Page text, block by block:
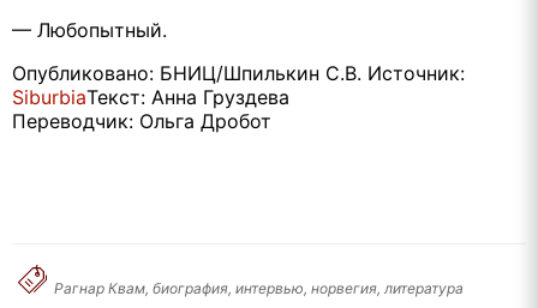
— Любопытный.
Опубликовано: БНИЦ/Шпилькин С.В. Источник:
SiburbiaТекст: Анна Груздева
Переводчик: Ольга Дробот
Рагнар Квам, биография, интервью, норвегия, литература